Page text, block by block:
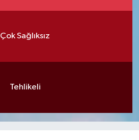
Çok Sağlıksız
Tehlikeli